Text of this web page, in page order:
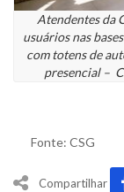
Atendentes da
usuários nas
com totens de
presencial –
Fonte: CSG
Compartilhar